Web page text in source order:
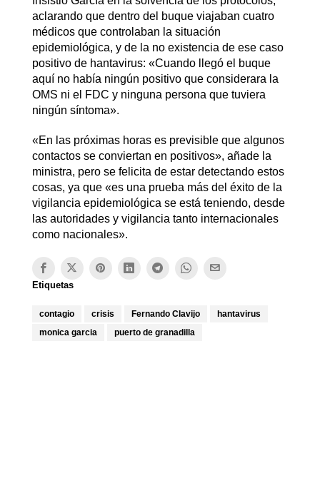
aclarando que dentro del buque viajaban cuatro
médicos que controlaban la situación
epidemiológica, y de la no existencia de ese caso
positivo de hantavirus: «Cuando llegó el buque
aquí no había ningún positivo que considerara la
OMS ni el FDC y ninguna persona que tuviera
ningún síntoma».
«En las próximas horas es previsible que algunos
contactos se conviertan en positivos», añade la
ministra, pero se felicita de estar detectando estos
cosas, ya que «es una prueba más del éxito de la
vigilancia epidemiológica se está teniendo, desde
las autoridades y vigilancia tanto internacionales
como nacionales».
Etiquetas
contagio crisis Fernando Clavijo
hantavirus
monica garcia
puerto de granadilla